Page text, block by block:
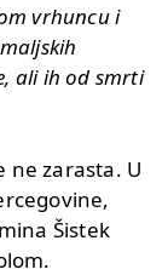
vrhuncu i
ali ih od smrti
ne zarasta. U
Šistek